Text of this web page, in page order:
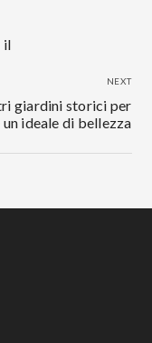
il
NEXT
giardini storici per
ideale di bellezza